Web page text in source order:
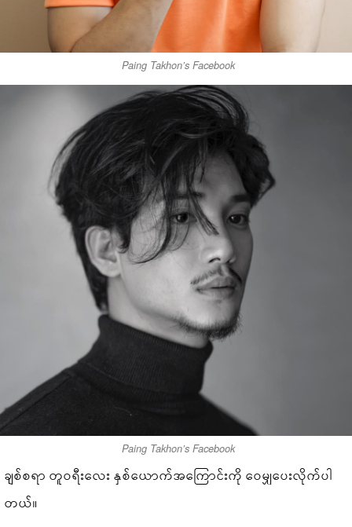
Paing Takhon’s Facebook
Paing Takhon’s Facebook
ချစ်စရာ တူဝရီးလေး နှစ်ယောက်အကြောင်းကို ဝေမျှပေးလိုက်ပါ
တယ်။